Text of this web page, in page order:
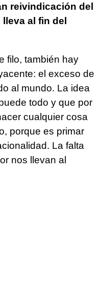
reivindicación del
al fin del
filo, también hay
el exceso de
al mundo. La idea
todo y que por
cualquier cosa
porque es primar
La falta
nos llevan al